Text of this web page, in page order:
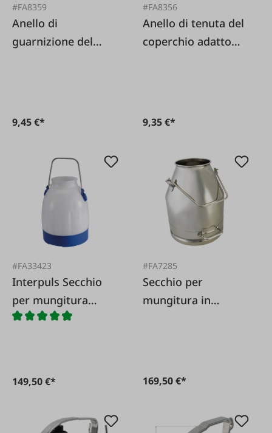
#FA8359
Anello di
guarnizione del
9,45 €*
#FA8356
Anello di tenuta del
coperchio adatto
9,35 €*
#FA33423
Interpuls Secchio
per mungitura
Ecobucket
149,50 €*
#FA7285
Secchio per
mungitura in
169,50 €*